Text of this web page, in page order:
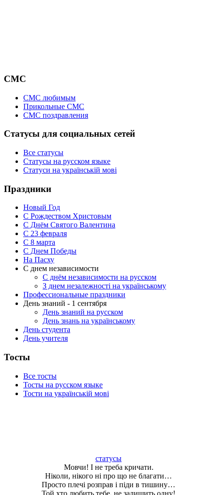
СМС
СМС любимым
Прикольные СМС
СМС поздравления
Статусы для социальных сетей
Все статусы
Статусы на русском языке
Статуси на українській мові
Праздники
Новый Год
С Рождеством Христовым
С Днём Святого Валентина
С 23 февраля
C 8 марта
С Днем Победы
На Пасху
С днем независимости
С днём независимости на русском
З днем незалежності на українському
Профессиональные праздники
День знаний - 1 сентября
День знаний на русском
День знань на українському
День студента
День учителя
Тосты
Все тосты
Тосты на русском языке
Тости на українській мові
статусы
Мовчи! І не треба кричати.
Ніколи, нікого ні про що не благати…
Просто плечі розправ і піди в тишину…
Той хто любить тебе, не залишить одну!